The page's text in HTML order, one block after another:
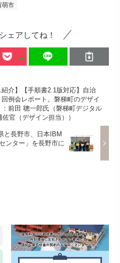
萌市
ェアしてね！
紹介】【手順書2.1版対応】自治
例会レポート。磐梯町のデザイ
前田 聰一郎氏（磐梯町デジタル
官（デザイン担当））
と長野市、日本IBM
ンター」を長野市に